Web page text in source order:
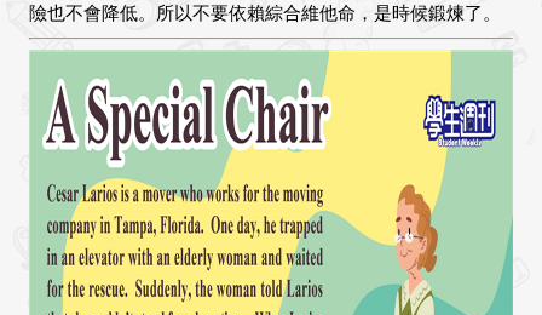
險也不會降低。所以不要依賴綜合維他命，是時候鍛煉了。